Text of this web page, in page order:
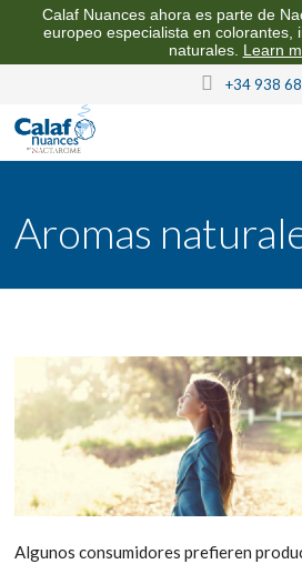
Calaf Nuances ahora es parte de
europeo especialista en colorantes,
naturales. Learn
+34 938
AROMAS PARA LA INDUSTRIA
CALIDAD Y SOSTENIBILIDAD
Aromas
Algunos consumidores prefieren